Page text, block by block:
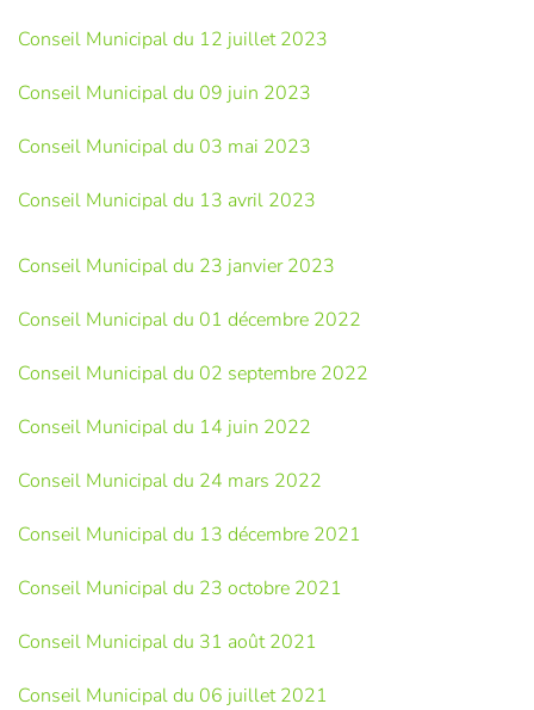
Conseil Municipal du 12 juillet 2023
Conseil Municipal du 09 juin 2023
Conseil Municipal du 03 mai 2023
Conseil Municipal du 13 avril 2023
Conseil Municipal du 23 janvier 2023
Conseil Municipal du 01 décembre 2022
Conseil Municipal du 02 septembre 2022
Conseil Municipal du 14 juin 2022
Conseil Municipal du 24 mars 2022
Conseil Municipal du 13 décembre 2021
Conseil Municipal du 23 octobre 2021
Conseil Municipal du 31 août 2021
Conseil Municipal du 06 juillet 2021